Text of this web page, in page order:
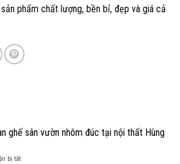
phẩm chất lượng, bền bỉ, đẹp và giá cả
ghế sân vườn nhôm đúc tại nội thất Hùng
bị tắtở